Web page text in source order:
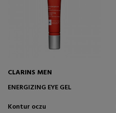
CLARINS MEN
ENERGIZING EYE GEL
Kontur oczu